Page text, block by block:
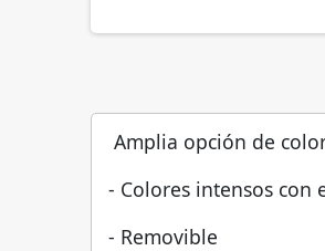
Amplia opción de
- Colores intensos con
- Removible